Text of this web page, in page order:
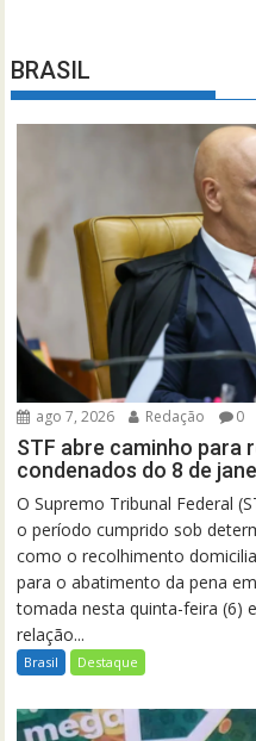
BRASIL
ago 7, 2026 Redação 0
STF abre caminho para
condenados do 8 de
O Supremo Tribunal Federal
o período cumprido sob
como o recolhimento
para o abatimento da pena
tomada nesta quinta-feira (6)
relação...
Brasil Destaque